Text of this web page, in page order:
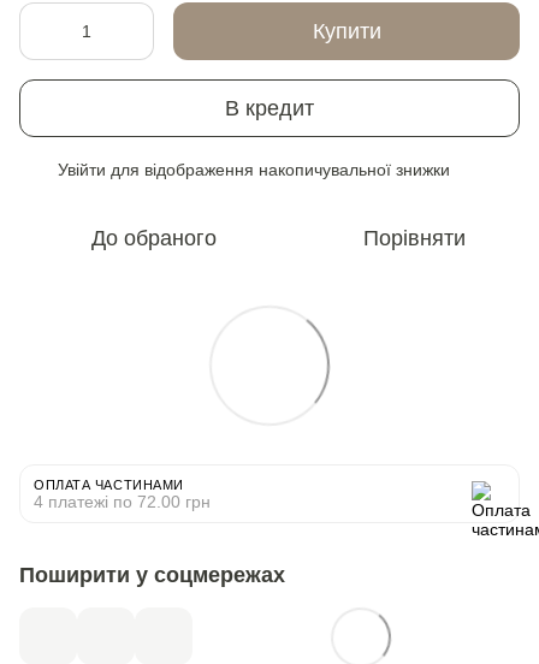
Купити
В кредит
Увійти для відображення накопичувальної знижки
До обраного Порівняти
ОПЛАТА ЧАСТИНАМИ
4 платежі по 72.00 грн
Поширити у соцмережах